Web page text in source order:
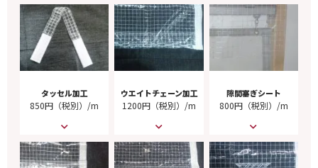
タッセル加工
850円（税別）/m
ウエイトチェーン加工
1200円（税別）/m
隙間塞ぎシート
800円（税別）/m